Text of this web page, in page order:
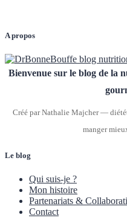
A propos
Bienvenue sur le blog de la
Créé par Nathalie Majcher —
manger
Le blog
Qui suis-je ?
Mon histoire
Partenariats &
Contact